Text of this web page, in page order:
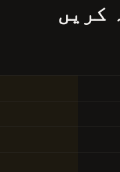
کریں